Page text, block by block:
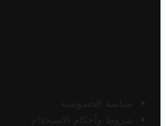
سياسة الخصوصية
شروط وأحكام الاستخدام